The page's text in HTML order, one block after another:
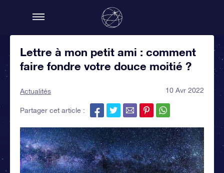
Lettre à mon petit ami : comment
faire fondre votre douce moitié ?
Actualités 10 Avr 2022
Partager cet article :